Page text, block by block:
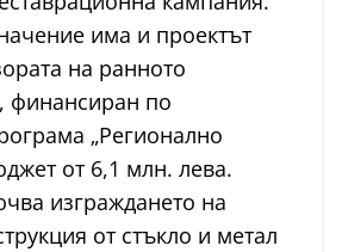
има и проектът
на ранното
финансиран по
„Регионално
от 6,1 млн. лева.
изграждането на
от стъкло и метал